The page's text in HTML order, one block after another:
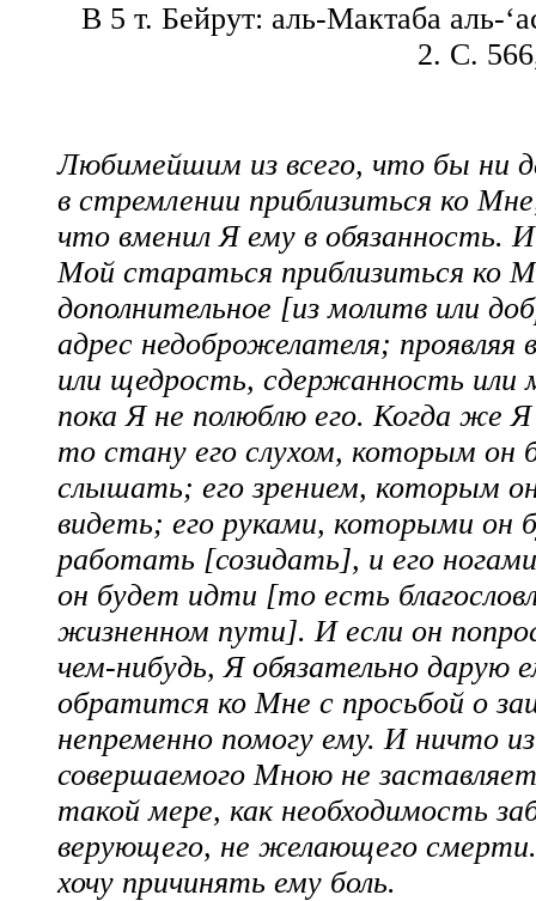
В 5 т. Бейрут: аль-Мактаба аль-
2. С.
Любимейшим из всего, что бы ни
в стремлении приблизиться ко
что вменил Я ему в обязанность.
Мой стараться приблизиться ко
дополнительное [из молитв или
адрес недоброжелателя; проявляя
или щедрость, сдержанность
пока Я не полюблю его. Когда же
то стану его слухом, которым он
слышать; его зрением, которым
видеть; его руками, которыми он
работать [созидать], и его
он будет идти [то есть
жизненном пути]. И если он
чем-нибудь, Я обязательно дарую
обратится ко Мне с просьбой о
непременно помогу ему. И ничто из
совершаемого Мною не
такой мере, как необходимость
верующего, не желающего
хочу причинять ему боль.